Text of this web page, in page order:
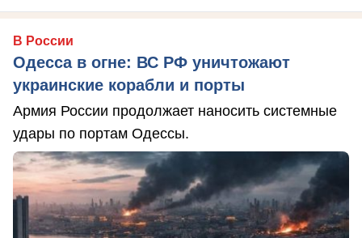
В России
Одесса в огне: ВС РФ уничтожают
украинские корабли и порты
Армия России продолжает наносить системные
удары по портам Одессы.